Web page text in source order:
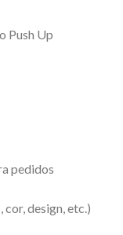
Push Up
pedidos
design, etc.)